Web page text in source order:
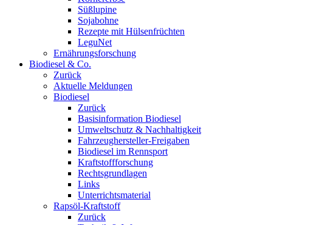
Süßlupine
Sojabohne
Rezepte mit Hülsenfrüchten
LeguNet
Ernährungsforschung
Biodiesel & Co.
Zurück
Aktuelle Meldungen
Biodiesel
Zurück
Basisinformation Biodiesel
Umweltschutz & Nachhaltigkeit
Fahrzeughersteller-Freigaben
Biodiesel im Rennsport
Kraftstoffforschung
Rechtsgrundlagen
Links
Unterrichtsmaterial
Rapsöl-Kraftstoff
Zurück